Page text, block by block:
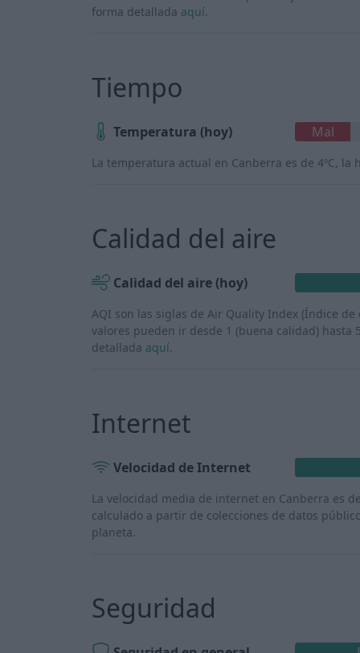
forma detallada aquí.
Tiempo
Temperatura (hoy) Mal
La temperatura actual en Canberra es de 4ºC, la
Calidad del aire
Calidad del aire (hoy)
AQI son las siglas de Air Quality Index (Índice
valores pueden ir desde 1 (buena calidad) hasta
detallada aquí.
Internet
Velocidad de Internet
La velocidad media de internet en Canberra es
calculado a partir de colecciones de datos
planeta.
Seguridad